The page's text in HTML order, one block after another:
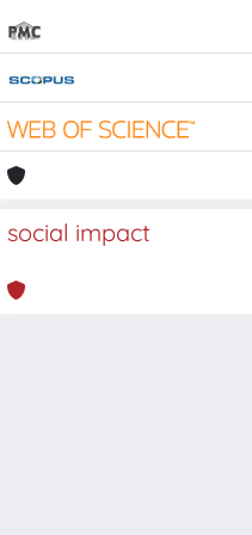
social impact